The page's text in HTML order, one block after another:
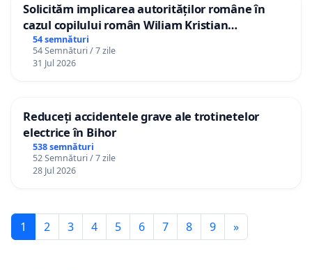
Solicităm implicarea autorităților române în
cazul copilului român Wiliam Kristian
Gheorghe, aflat în plasament în Danemarca de
12 ani
54 semnături
54 Semnături / 7 zile
31 Jul 2026
Reduceți accidentele grave ale trotinetelor
electrice în Bihor
538 semnături
52 Semnături / 7 zile
28 Jul 2026
1 2 3 4 5 6 7 8 9 »